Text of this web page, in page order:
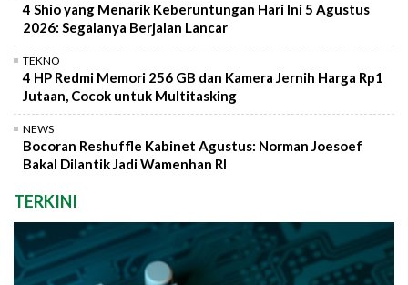
4 Shio yang Menarik Keberuntungan Hari Ini 5 Agustus
2026: Segalanya Berjalan Lancar
TEKNO
4 HP Redmi Memori 256 GB dan Kamera Jernih Harga Rp1
Jutaan, Cocok untuk Multitasking
NEWS
Bocoran Reshuffle Kabinet Agustus: Norman Joesoef
Bakal Dilantik Jadi Wamenhan RI
TERKINI